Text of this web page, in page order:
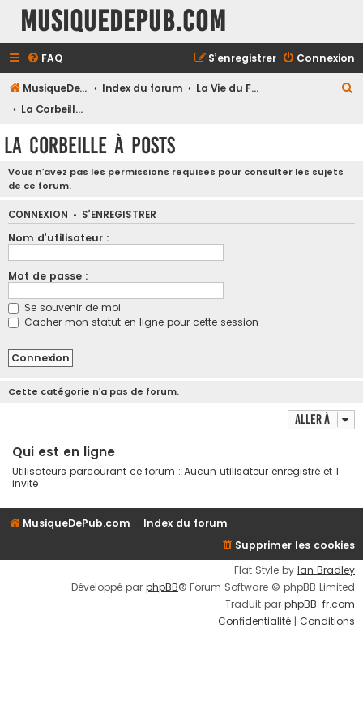
MusiqueDePub.com
FAQ Connexion
S’enregistrer
MusiqueDePub.com Index du forum
La Vie du Forum
La Corbeille à Posts
La Corbeille à Posts
Vous n’avez pas les permissions requises pour consulter les sujets
de ce forum.
CONNEXION • S’ENREGISTRER
Nom d’utilisateur :
Mot de passe :
Se souvenir de moi
Cacher mon statut en ligne pour cette session
Cette catégorie n’a pas de forum.
Aller à
Qui est en ligne
Utilisateurs parcourant ce forum : Aucun utilisateur enregistré et 1
invité
MusiqueDePub.com
Index du forum
Supprimer les cookies
Flat Style by Ian Bradley
Développé par phpBB® Forum Software © phpBB Limited
Traduit par phpBB-fr.com
Confidentialité
Conditions